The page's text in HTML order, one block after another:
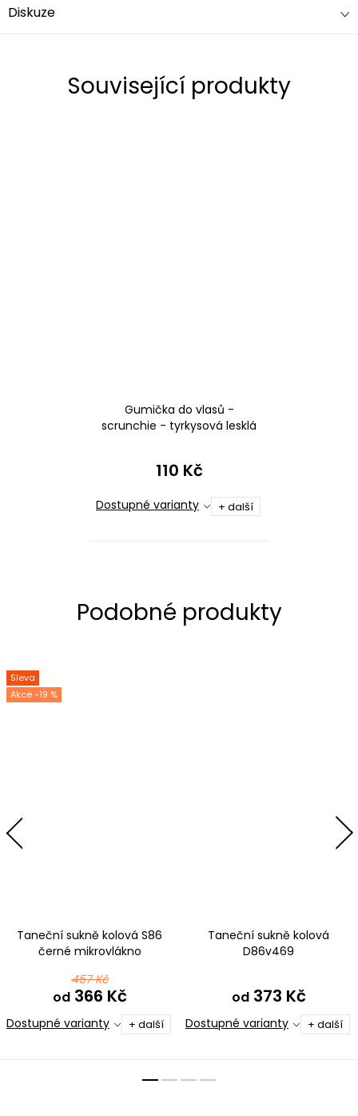
Diskuze
Související produkty
Gumička do vlasů -
scrunchie - tyrkysová lesklá
110 Kč
Dostupné varianty + další
Sleva
-19 %
Taneční sukně kolová S86
černé mikrovlákno
457 Kč
od366 Kč
Dostupné varianty + další
Taneční sukně kolová
D86v469
od373 Kč
Dostupné varianty + další